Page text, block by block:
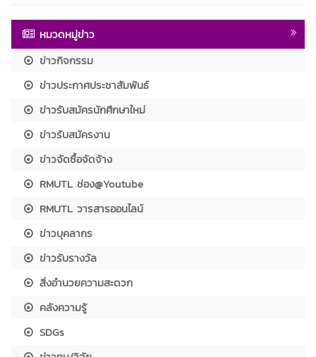
หมวดหมู่ข่าว
ข่าวกิจกรรม
ข่าวประกาศประชาสัมพันธ์
ข่าวรับสมัครนักศึกษาใหม่
ข่าวรับสมัครงาน
ข่าวจัดซื้อจัดจ้าง
RMUTL ช่อง@Youtube
RMUTL วารสารออนไลน์
ข่าวบุคลากร
ข่าวรับรางวัล
สิ่งอำนวยความสะดวก
คลังความรู้
SDGs